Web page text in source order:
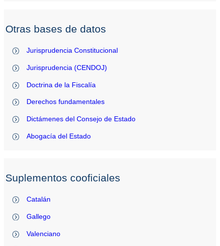
Otras bases de datos
Jurisprudencia Constitucional
Jurisprudencia (CENDOJ)
Doctrina de la Fiscalía
Derechos fundamentales
Dictámenes del Consejo de Estado
Abogacía del Estado
Suplementos cooficiales
Catalán
Gallego
Valenciano